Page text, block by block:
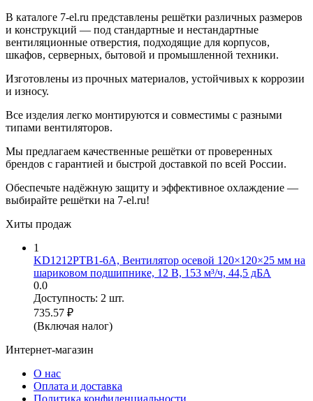
В каталоге 7-el.ru представлены решётки различных размеров
и конструкций — под стандартные и нестандартные
вентиляционные отверстия, подходящие для корпусов,
шкафов, серверных, бытовой и промышленной техники.
Изготовлены из прочных материалов, устойчивых к коррозии
и износу.
Все изделия легко монтируются и совместимы с разными
типами вентиляторов.
Мы предлагаем качественные решётки от проверенных
брендов с гарантией и быстрой доставкой по всей России.
Обеспечьте надёжную защиту и эффективное охлаждение —
выбирайте решётки на 7-el.ru!
Хиты продаж
1
KD1212PTB1-6A, Вентилятор осевой 120×120×25 мм на
шариковом подшипнике, 12 В, 153 м³/ч, 44,5 дБА
0.0
Доступность: 2 шт.
735.57 ₽
(Включая налог)
Интернет-магазин
О нас
Оплата и доставка
Политика конфиденциальности